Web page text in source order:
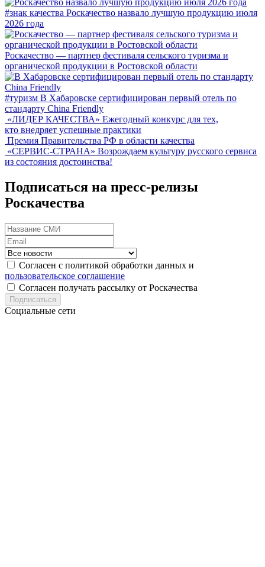
#знак качества Роскачество назвало лучшую продукцию июля
2026 года
Роскачество — партнер фестиваля сельского туризма и
органической продукции в Ростовской области
#туризм В Хабаровске сертифицирован первый отель по
стандарту China Friendly
«ЛИДЕР КАЧЕСТВА» Ежегодный конкурс для тех,
кто внедряет успешные практики
Премия Правительства РФ в области качества
«СЕРВИС-СТРАНА» Возрождаем культуру русского сервиса
из состояния достоинства!
Подписаться на пресс-релизы
Роскачества
Согласен с политикой обработки данных и
пользовательское соглашение
Согласен получать рассылку от Роскачества
Подписаться
Социальные сети